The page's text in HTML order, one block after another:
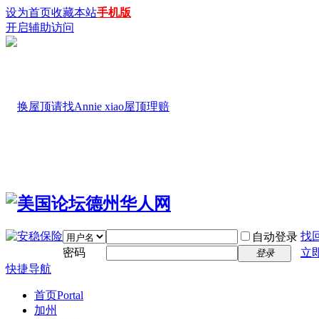
设为首页收藏本站手机版
开启辅助访问
自动登录 找
密码
登录
立
快捷导航
首页Portal
加州